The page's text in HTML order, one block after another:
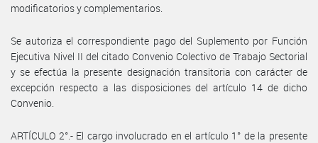
modificatorios y complementarios.
Se autoriza el correspondiente pago del Suplemento por Función
Ejecutiva Nivel II del citado Convenio Colectivo de Trabajo Sectorial
y se efectúa la presente designación transitoria con carácter de
excepción respecto a las disposiciones del artículo 14 de dicho
Convenio.
ARTÍCULO 2°.- El cargo involucrado en el artículo 1° de la presente